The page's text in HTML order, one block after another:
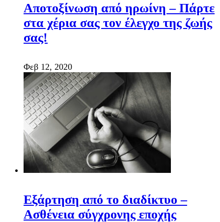
Αποτοξίνωση από ηρωίνη – Πάρτε
στα χέρια σας τον έλεγχο της ζωής
σας!
Φεβ 12, 2020
Εξάρτηση από το διαδίκτυο –
Ασθένεια σύγχρονης εποχής